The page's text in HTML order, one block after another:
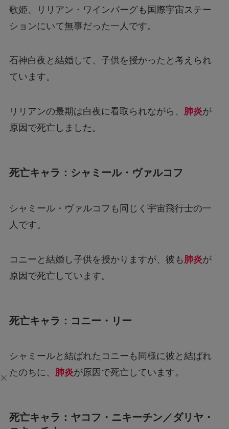
歌姫、リリアン・ワインバーグも国際宇宙ステー
ションにいて無事だった一人です。
石神白夜と結婚して、子供を授かったと考えられ
ています。
リリアンの最期は白夜に看取られながら、 肺炎が
原因で死亡しました。
死亡キャラ：シャミール・ヴァルコフ
シャミール・ヴァルコフも同じく宇宙飛行士の一
人です。
コニーと結婚し子供を授かりますが、彼も 肺炎が
原因で死亡しています。
死亡キャラ：コニー・リー
シャミールと結ばれたコニーも同様に彼と結ばれ
たのちに、 肺炎が原因で死亡しています。
死亡キャラ：ヤコフ・ニキーチン／ダリヤ・